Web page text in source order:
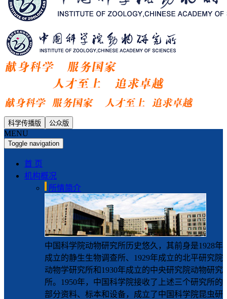
科学传播版 公众版
MENU
Toggle navigation
首 页
机构概况
所情简介
中国科学院动物研究所历史悠久，其前身是1928年
成立的静生生物调查所、1929年成立的北平研究院
动物学研究所和1930年成立的中央研究院动物研究
所。1950年，中国科学院接收了上述三个研究所的
部分资料、标本和设备，成立了中国科学院昆虫研